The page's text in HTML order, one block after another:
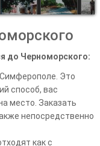
до Черноморского:
Это
способ, вас
место. Заказать
непосредственно
как с